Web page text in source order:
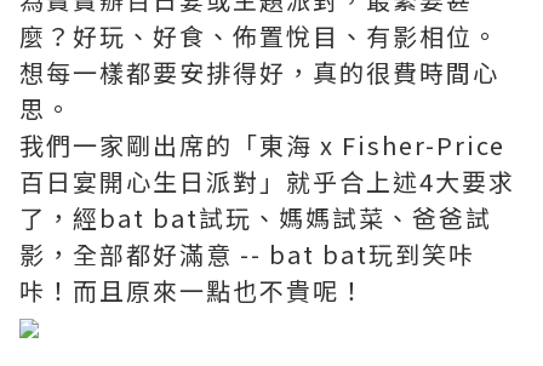
麼？好玩、好食、佈置悅目、有影相位。
想每一樣都要安排得好，真的很費時間心
思。
我們一家剛出席的「東海 x Fisher-Price
百日宴開心生日派對」就乎合上述4大要求
了，經bat bat試玩、媽媽試菜、爸爸試
影，全部都好滿意 -- bat bat玩到笑咔
咔！而且原來一點也不貴呢！